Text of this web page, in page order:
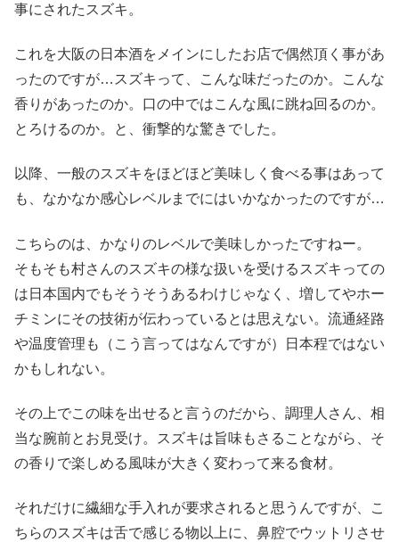
事にされたスズキ。
これを大阪の日本酒をメインにしたお店で偶然頂く事があ
ったのですが…スズキって、こんな味だったのか。こんな
香りがあったのか。口の中ではこんな風に跳ね回るのか。
とろけるのか。と、衝撃的な驚きでした。
以降、一般のスズキをほどほど美味しく食べる事はあって
も、なかなか感心レベルまでにはいかなかったのですが…
こちらのは、かなりのレベルで美味しかったですねー。
そもそも村さんのスズキの様な扱いを受けるスズキっての
は日本国内でもそうそうあるわけじゃなく、増してやホー
チミンにその技術が伝わっているとは思えない。流通経路
や温度管理も（こう言ってはなんですが）日本程ではない
かもしれない。
その上でこの味を出せると言うのだから、調理人さん、相
当な腕前とお見受け。スズキは旨味もさることながら、そ
の香りで楽しめる風味が大きく変わって来る食材。
それだけに繊細な手入れが要求されると思うんですが、こ
ちらのスズキは舌で感じる物以上に、鼻腔でウットリさせ